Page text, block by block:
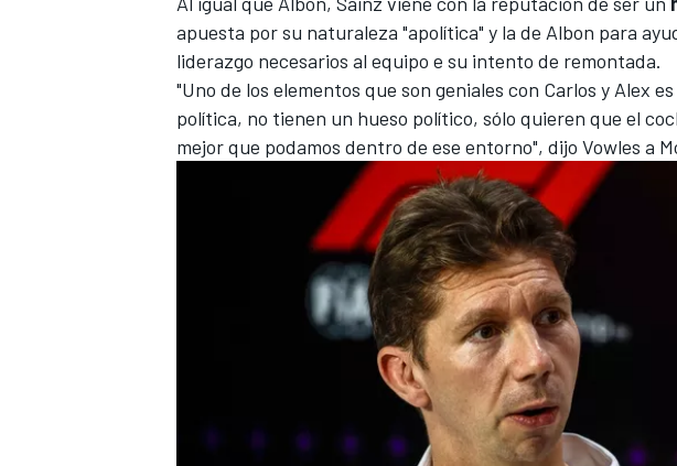
apuesta por su naturaleza "apolítica" y la de Albon para
liderazgo necesarios al equipo e su intento de remontada.
"Uno de los elementos que son geniales con Carlos y Alex
política, no tienen un hueso político, sólo quieren que el
mejor que podamos dentro de ese entorno", dijo Vowles a